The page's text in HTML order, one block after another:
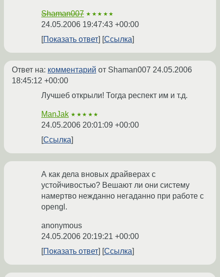
Shaman007 ★★★★★
24.05.2006 19:47:43 +00:00
Показать ответ
Ссылка
Ответ на: комментарий от Shaman007 24.05.2006
18:45:12 +00:00
Лучшеб открыли! Тогда респект им и т.д.
ManJak ★★★★★
24.05.2006 20:01:09 +00:00
Ссылка
А как дела вновых драйверах c
устойчивостью? Вешают ли они систему
намертво нежданно негаданно при работе с
opengl.
anonymous
24.05.2006 20:19:21 +00:00
Показать ответ
Ссылка